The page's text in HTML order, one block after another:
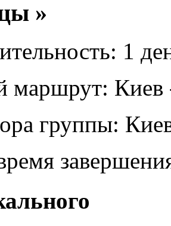
»
1
маршрут: Киев
группы: